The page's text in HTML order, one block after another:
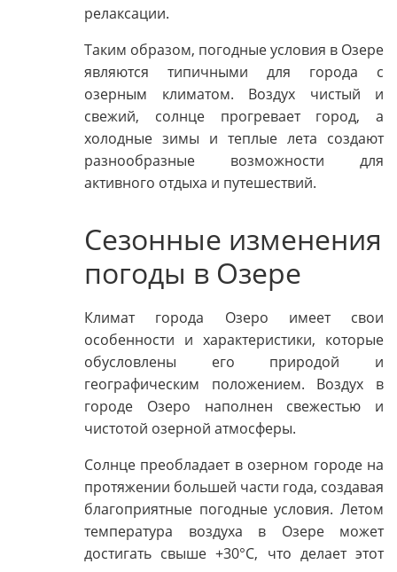
релаксации.
Таким образом, погодные условия в Озере
являются типичными для города с
озерным климатом. Воздух чистый и
свежий, солнце прогревает город, а
холодные зимы и теплые лета создают
разнообразные возможности для
активного отдыха и путешествий.
Сезонные изменения
погоды в Озере
Климат города Озеро имеет свои
особенности и характеристики, которые
обусловлены его природой и
географическим положением. Воздух в
городе Озеро наполнен свежестью и
чистотой озерной атмосферы.
Солнце преобладает в озерном городе на
протяжении большей части года, создавая
благоприятные погодные условия. Летом
температура воздуха в Озере может
достигать свыше +30°C, что делает этот